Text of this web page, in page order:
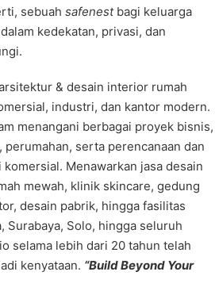
sebuah safenest bagi keluarga
kedekatan, privasi, dan
& desain interior rumah
industri, dan kantor modern.
menangani berbagai proyek bisnis,
serta perencanaan dan
Menawarkan jasa desain
mewah, klinik skincare, gedung
desain pabrik, hingga fasilitas
Surabaya, Solo, hingga seluruh
selama lebih dari 20 tahun telah
kenyataan. “Build Beyond Your